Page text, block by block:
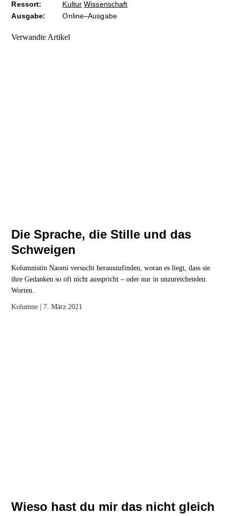
Ressort: Kultur Wissenschaft
Ausgabe:
Online–Ausgabe
Verwandte Artikel
Die Sprache, die Stille und das
Schweigen
Kolumnistin Naomi versucht herauszufinden, woran es liegt, dass sie
ihre Gedanken so oft nicht ausspricht – oder nur in unzureichenden
Worten.
Kolumne | 7. März 2021
Wieso hast du mir das nicht gleich